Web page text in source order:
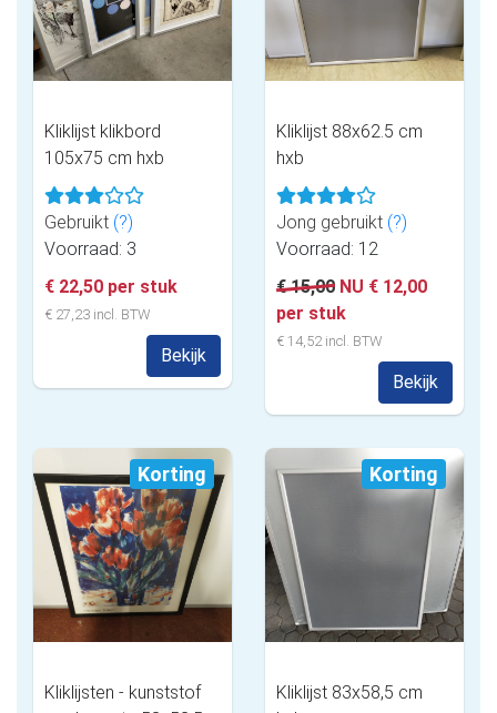
Kliklijst klikbord
105x75 cm hxb
Gebruikt (?)
Voorraad: 3
€ 22,50 per stuk
€ 27,23 incl. BTW
Bekijk
Kliklijst 88x62.5 cm
hxb
Jong gebruikt (?)
Voorraad: 12
€ 15,00 NU € 12,00
per stuk
€ 14,52 incl. BTW
Bekijk
Korting
Kliklijsten - kunststof
Korting
Kliklijst 83x58,5 cm